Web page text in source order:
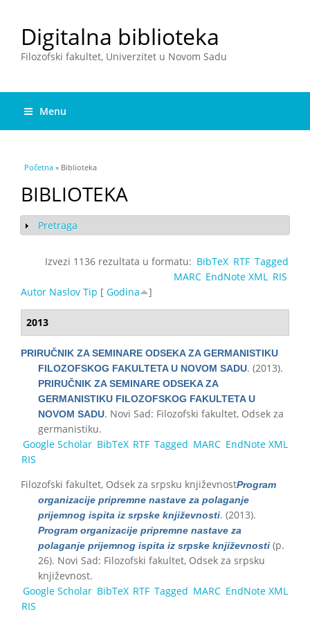
Digitalna biblioteka
Filozofski fakultet, Univerzitet u Novom Sadu
Menu
You are here
Početna » Biblioteka
BIBLIOTEKA
Show
Pretraga
Izvezi 1136 rezultata u formatu: BibTeX RTF Tagged
MARC EndNote XML
RIS
Autor Naslov Tip [ Godina ]
2013
PRIRUČNIK ZA SEMINARE ODSEKA ZA GERMANISTIKU
FILOZOFSKOG FAKULTETA U NOVOM SADU. (2013).
PRIRUČNIK ZA SEMINARE ODSEKA ZA
GERMANISTIKU FILOZOFSKOG FAKULTETA U
NOVOM SADU. Novi Sad: Filozofski fakultet, Odsek za
germanistiku.
Google Scholar BibTeX RTF Tagged MARC EndNote XML
RIS
Filozofski fakultet, Odsek za srpsku književnostProgram
organizacije pripremne nastave za polaganje
prijemnog ispita iz srpske književnosti. (2013).
Program organizacije pripremne nastave za
polaganje prijemnog ispita iz srpske književnosti (p.
26). Novi Sad: Filozofski fakultet, Odsek za srpsku
književnost.
Google Scholar BibTeX RTF Tagged MARC EndNote XML
RIS